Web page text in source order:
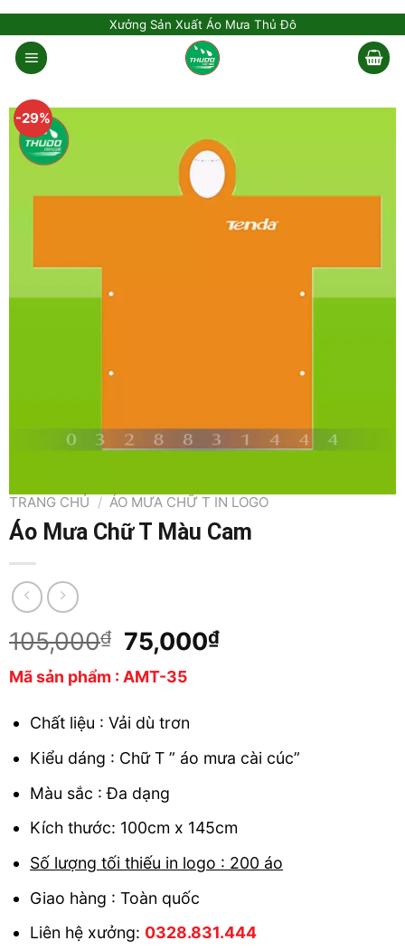
Skip
to
content
Xưởng Sản Xuất Áo Mưa Thủ Đô
-29%
TRANG CHỦ / ÁO MƯA CHỮ T IN LOGO
Áo Mưa Chữ T Màu Cam
105,000₫
Original
price
was:
105,000₫.
75,000₫Current
Mã sản phẩm : AMT-35
Chất liệu : Vải dù trơn
Kiểu dáng : Chữ T ” áo mưa cài cúc”
Màu sắc : Đa dạng
Kích thước: 100cm x 145cm
Số lượng tối thiếu in logo : 200 áo
Giao hàng : Toàn quốc
Liên hệ xưởng: 0328.831.444